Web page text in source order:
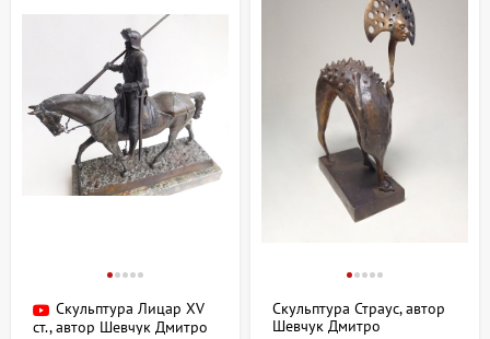
Скульптура Лицар XV
ст., автор Шевчук Дмитро
Скульптура Страус, автор
Шевчук Дмитро